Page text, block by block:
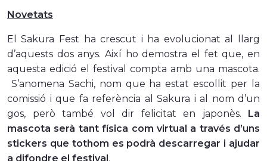
Novetats
El Sakura Fest ha crescut i ha evolucionat al llarg
d’aquests dos anys. Així ho demostra el fet que, en
aquesta edició el festival compta amb una mascota.
S’anomena Sachi, nom que ha estat escollit per la
comissió i que fa referència al Sakura i al nom d’un
gos, però també vol dir felicitat en japonès. La
mascota serà tant física com virtual a través d’uns
stickers que tothom es podrà descarregar i ajudar
a difondre el festival.